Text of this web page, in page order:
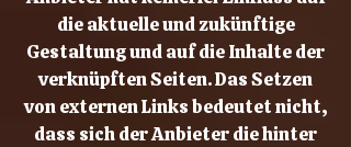
die aktuelle und zukünftige
Gestaltung und auf die Inhalte der
verknüpften Seiten. Das Setzen
von externen Links bedeutet nicht,
dass sich der Anbieter die hinter